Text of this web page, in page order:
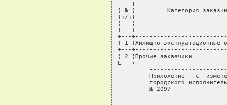
----
¦ № ¦         Категория
¦п/п¦
¦   ¦
¦   ¦
+---
¦ 1 ¦Жилищно-
+---
¦ 2 ¦Прочие заказчики
L---
Приложение - с
городского
         № 2097